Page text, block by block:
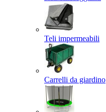
Teli impermeabili
Carrelli da giardino